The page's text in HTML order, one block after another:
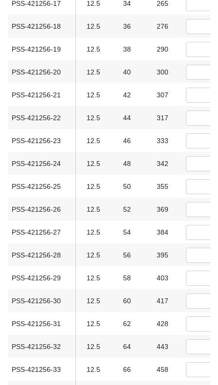
PSS-421256-17 12.5 34 265
PSS-421256-18 12.5 36 276
PSS-421256-19 12.5 38 290
PSS-421256-20 12.5 40 300
PSS-421256-21 12.5 42 307
PSS-421256-22 12.5 44 317
PSS-421256-23 12.5 46 333
PSS-421256-24 12.5 48 342
PSS-421256-25 12.5 50 355
PSS-421256-26 12.5 52 369
PSS-421256-27 12.5 54 384
PSS-421256-28 12.5 56 395
PSS-421256-29 12.5 58 403
PSS-421256-30 12.5 60 417
PSS-421256-31 12.5 62 428
PSS-421256-32 12.5 64 443
PSS-421256-33 12.5 66 458